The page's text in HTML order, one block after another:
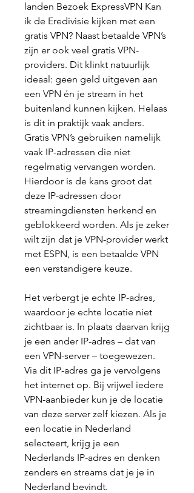
landen Bezoek ExpressVPN Kan
ik de Eredivisie kijken met een
gratis VPN? Naast betaalde VPN’s
zijn er ook veel gratis VPN-
providers. Dit klinkt natuurlijk
ideaal: geen geld uitgeven aan
een VPN én je stream in het
buitenland kunnen kijken. Helaas
is dit in praktijk vaak anders.
Gratis VPN’s gebruiken namelijk
vaak IP-adressen die niet
regelmatig vervangen worden.
Hierdoor is de kans groot dat
deze IP-adressen door
streamingdiensten herkend en
geblokkeerd worden. Als je zeker
wilt zijn dat je VPN-provider werkt
met ESPN, is een betaalde VPN
een verstandigere keuze.
Het verbergt je echte IP-adres,
waardoor je echte locatie niet
zichtbaar is. In plaats daarvan krijg
je een ander IP-adres – dat van
een VPN-server – toegewezen.
Via dit IP-adres ga je vervolgens
het internet op. Bij vrijwel iedere
VPN-aanbieder kun je de locatie
van deze server zelf kiezen. Als je
een locatie in Nederland
selecteert, krijg je een
Nederlands IP-adres en denken
zenders en streams dat je je in
Nederland bevindt.